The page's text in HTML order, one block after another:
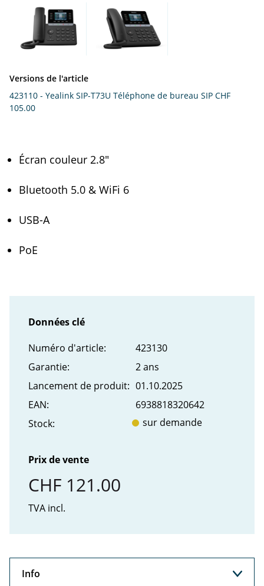
Versions de l'article
423110 - Yealink SIP-T73U Téléphone de bureau SIP CHF
105.00
Écran couleur 2.8"
Bluetooth 5.0 & WiFi 6
USB-A
PoE
Données clé
Numéro d'article:
423130
Garantie:
2 ans
Lancement de produit: 01.10.2025
EAN:
6938818320642
Stock:
sur demande
Prix de vente
CHF 121.00
TVA incl.
Info